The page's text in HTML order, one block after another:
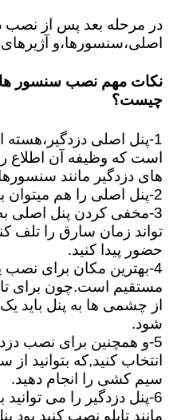
در مرحله بعد پس از نصب
اصلی،سنسورها،و
نکات مهم نصب سنسور ها
چیست؟
1-پنل اصلی
است که وظیفه آن اطلاع
های دزدگیر مانند
2-پنل اصلی را هم میتوان به صورت مخفیانه نصب کرد.
3-مخفی کردن پنل اصلی
تواند زمان سارق را تلف
حضور پیدا کنید.
4-بهترین مکان برای نصب
مستقیم است.چون برای
از چشمی ها به پنل باید
شود.
5-و همچنین برای نصب
انتخاب کنید,که بتوانید
سیم کشی را انجام دهید.
6-پنل دزدگیر را می
مانند تابلو نصب کنید